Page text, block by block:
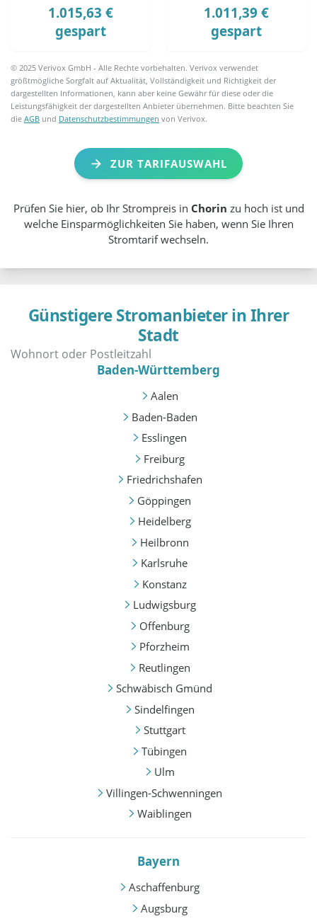
1.015,63 €
gespart
1.011,39 €
gespart
© 2025 Verivox GmbH - Alle Rechte vorbehalten. Verivox verwendet
größtmögliche Sorgfalt auf Aktualität, Vollständigkeit und Richtigkeit der
dargestellten Informationen, kann aber keine Gewähr für diese oder die
Leistungsfähigkeit der dargestellten Anbieter übernehmen. Bitte beachten Sie
dieAGB und Datenschutzbestimmungen von Verivox.
ZUR TARIFAUSWAHL
Prüfen Sie hier, ob Ihr Strompreis in Chorin zu hoch ist und
welche Einsparmöglichkeiten Sie haben, wenn Sie Ihren
Stromtarif wechseln.
Günstigere Stromanbieter in Ihrer
Stadt
Baden-Württemberg
Aalen
Baden-Baden
Esslingen
Freiburg
Friedrichshafen
Göppingen
Heidelberg
Heilbronn
Karlsruhe
Konstanz
Ludwigsburg
Offenburg
Pforzheim
Reutlingen
Schwäbisch Gmünd
Sindelfingen
Stuttgart
Tübingen
Ulm
Villingen-Schwenningen
Waiblingen
Bayern
Aschaffenburg
Augsburg